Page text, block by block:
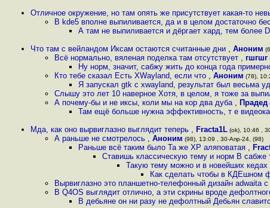
Отличное окружение, но там опять же присутствует какая-то
В kde5 вполне выпиливается, да и в целом достаточно
А там не выпиливается и дёргает хард, тем более
Что там с вейландом Иксам остаются считанные дни , Аноним
Всё нормально, вяленая поделка там отсутствует , гшгшг
Ну норм, значит, сабжу жить до конца года
Кто тебе сказал Есть XWayland, если что , Аноним (78),
Я запускал gtk с xwayland, результат был весьма
Слышу это лет 10 наверное Хотя, в целом, я тоже за
А почему-бы и не иксы, коли мы на кор два дуба , Прадед
Там ещё больше нужна эффективность, т е
Мда, как оно вырвиглазно выглядит теперь , Fracta1L (ok), 10:46 ,
А раньше не смотрелось , Аноним (98), 13:09 , 30-Апр-24, (98)
Раньше всё таким было Та же ХР аляповатая ,
Ставишь классическую тему и норм В сабже
Такую тему можно и в новейших кедах
Как сделать чтобы в КДЕшном
Вырвиглазно это планшетно-телефонный дизайн adwaita
В Q4OS выглядит отлично, а эти скрины вроде
В дебьяне он ни разу не дефолтный Дебьян